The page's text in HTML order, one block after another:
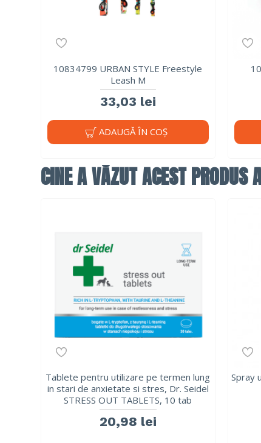
10834799 URBAN STYLE Freestyle
Leash M
33,03 lei
ADAUGĂ ÎN COŞ
CINE A VĂZUT ACEST PRODUS
Tablete pentru utilizare pe termen lung
in stari de anxietate si stres, Dr. Seidel
STRESS OUT TABLETS, 10 tab
20,98 lei
Spray